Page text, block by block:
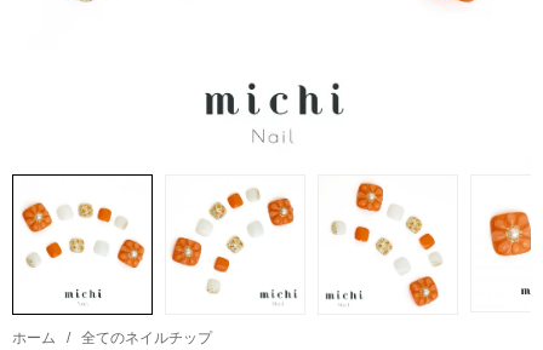
ホーム / 全てのネイルチップ